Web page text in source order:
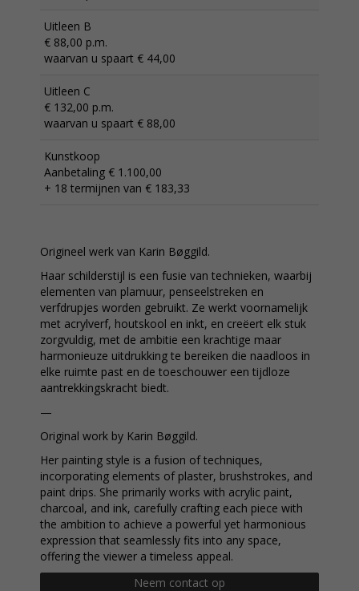
Uitleen B
€ 88,00 p.m.
waarvan u spaart € 44,00
Uitleen C
€ 132,00 p.m.
waarvan u spaart € 88,00
Kunstkoop
Aanbetaling € 1.100,00
+ 18 termijnen van € 183,33
Origineel werk van Karin Bøggild.
Haar schilderstijl is een fusie van technieken, waarbij
elementen van plamuur, penseelstreken en
verfdrupjes worden gebruikt. Ze werkt voornamelijk
met acrylverf, houtskool en inkt, en creëert elk stuk
zorgvuldig, met de ambitie een krachtige maar
harmonieuze uitdrukking te bereiken die naadloos in
elke ruimte past en de toeschouwer een tijdloze
aantrekkingskracht biedt.
—
Original work by Karin Bøggild.
Her painting style is a fusion of techniques,
incorporating elements of plaster, brushstrokes, and
paint drips. She primarily works with acrylic paint,
charcoal, and ink, carefully crafting each piece with
the ambition to achieve a powerful yet harmonious
expression that seamlessly fits into any space,
offering the viewer a timeless appeal.
Neem contact op